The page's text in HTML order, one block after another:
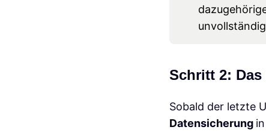
Schritt 2:
Sobald der letzte
Datensicherung